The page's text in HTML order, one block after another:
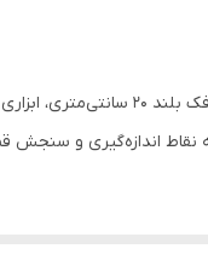
کولیس ساده 50
اندازه‌گیری و سنجش